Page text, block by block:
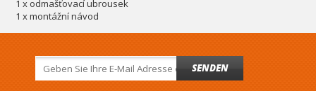
1 x odmašťovací ubrousek
1 x montážní návod
SENDEN